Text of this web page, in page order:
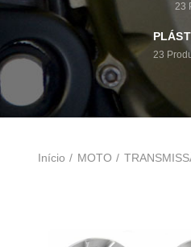
23
23
Início MOTO